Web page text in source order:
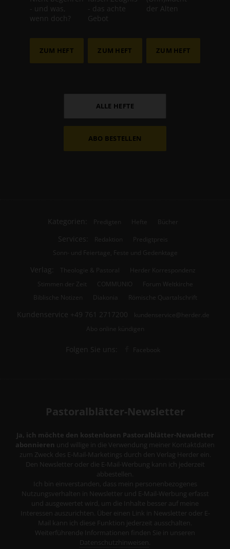
- und was,
wenn doch?
ZUM HEFT
- das achte
Gebot
ZUM HEFT
der Alten
ZUM HEFT
ALLE HEFTE
ABO BESTELLEN
Kategorien: Predigten Hefte Bücher
Services: Redaktion
Predigtpreis
Sonn- und Feiertage, Feste und Gedenktage
Verlag: Theologie & Pastoral
Herder Korrespondenz
Stimmen der Zeit
COMMUNIO
Forum Weltkirche
Biblische Notizen
Diakonia Römische Quartalschrift
Kundenservice +49 761 2717200
kundenservice@herder.de
Abo online kündigen
Folgen Sie uns: Facebook
Pastoralblätter-Newsletter
Ja, ich möchte den kostenlosen Pastoralblätter-Newsletter
abonnieren und willige in die Verwendung meiner Kontaktdaten
zum Zweck des E-Mail-Marketings durch den Verlag Herder ein.
Den Newsletter oder die E-Mail-Werbung kann ich jederzeit
abbestellen.
Ich bin einverstanden, dass mein personenbezogenes
Nutzungsverhalten in Newsletter und E-Mail-Werbung erfasst
und ausgewertet wird, um die Inhalte besser auf meine
Interessen auszurichten. Über einen Link in Newsletter oder E-
Mail kann ich diese Funktion jederzeit ausschalten.
Weiterführende Informationen finden Sie in unseren
Datenschutzhinweisen